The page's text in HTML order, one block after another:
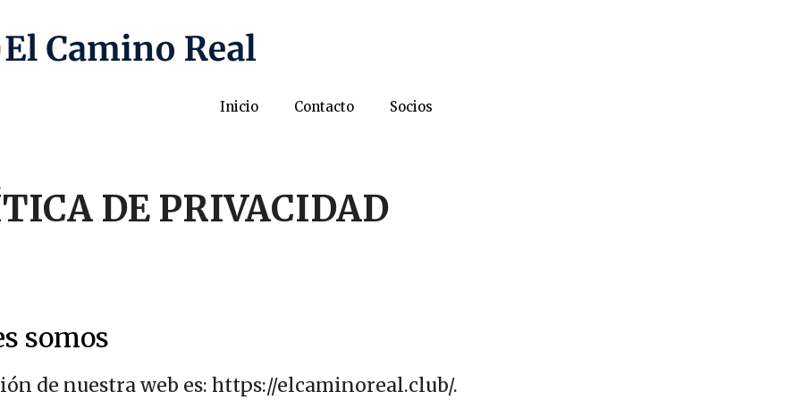
Inicio Contacto Socios
DE PRIVACIDAD
somos
de nuestra web es: https://elcaminoreal.club/.